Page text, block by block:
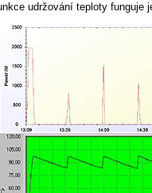
udržování teploty funguje